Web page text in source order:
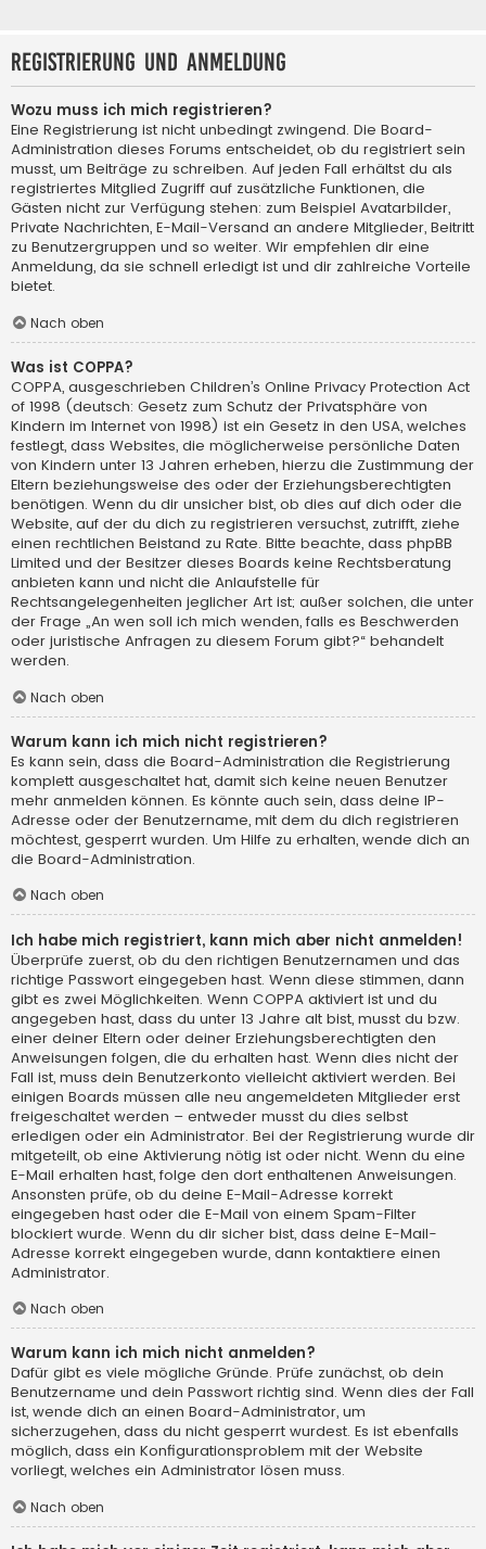
Registrierung und Anmeldung
Wozu muss ich mich registrieren?
Eine Registrierung ist nicht unbedingt zwingend. Die Board-
Administration dieses Forums entscheidet, ob du registriert sein
musst, um Beiträge zu schreiben. Auf jeden Fall erhältst du als
registriertes Mitglied Zugriff auf zusätzliche Funktionen, die
Gästen nicht zur Verfügung stehen: zum Beispiel Avatarbilder,
Private Nachrichten, E-Mail-Versand an andere Mitglieder, Beitritt
zu Benutzergruppen und so weiter. Wir empfehlen dir eine
Anmeldung, da sie schnell erledigt ist und dir zahlreiche Vorteile
bietet.
Nach oben
Was ist COPPA?
COPPA, ausgeschrieben Children’s Online Privacy Protection Act
of 1998 (deutsch: Gesetz zum Schutz der Privatsphäre von
Kindern im Internet von 1998) ist ein Gesetz in den USA, welches
festlegt, dass Websites, die möglicherweise persönliche Daten
von Kindern unter 13 Jahren erheben, hierzu die Zustimmung der
Eltern beziehungsweise des oder der Erziehungsberechtigten
benötigen. Wenn du dir unsicher bist, ob dies auf dich oder die
Website, auf der du dich zu registrieren versuchst, zutrifft, ziehe
einen rechtlichen Beistand zu Rate. Bitte beachte, dass phpBB
Limited und der Besitzer dieses Boards keine Rechtsberatung
anbieten kann und nicht die Anlaufstelle für
Rechtsangelegenheiten jeglicher Art ist; außer solchen, die unter
der Frage „An wen soll ich mich wenden, falls es Beschwerden
oder juristische Anfragen zu diesem Forum gibt?“ behandelt
werden.
Nach oben
Warum kann ich mich nicht registrieren?
Es kann sein, dass die Board-Administration die Registrierung
komplett ausgeschaltet hat, damit sich keine neuen Benutzer
mehr anmelden können. Es könnte auch sein, dass deine IP-
Adresse oder der Benutzername, mit dem du dich registrieren
möchtest, gesperrt wurden. Um Hilfe zu erhalten, wende dich an
die Board-Administration.
Nach oben
Ich habe mich registriert, kann mich aber nicht anmelden!
Überprüfe zuerst, ob du den richtigen Benutzernamen und das
richtige Passwort eingegeben hast. Wenn diese stimmen, dann
gibt es zwei Möglichkeiten. Wenn COPPA aktiviert ist und du
angegeben hast, dass du unter 13 Jahre alt bist, musst du bzw.
einer deiner Eltern oder deiner Erziehungsberechtigten den
Anweisungen folgen, die du erhalten hast. Wenn dies nicht der
Fall ist, muss dein Benutzerkonto vielleicht aktiviert werden. Bei
einigen Boards müssen alle neu angemeldeten Mitglieder erst
freigeschaltet werden – entweder musst du dies selbst
erledigen oder ein Administrator. Bei der Registrierung wurde dir
mitgeteilt, ob eine Aktivierung nötig ist oder nicht. Wenn du eine
E-Mail erhalten hast, folge den dort enthaltenen Anweisungen.
Ansonsten prüfe, ob du deine E-Mail-Adresse korrekt
eingegeben hast oder die E-Mail von einem Spam-Filter
blockiert wurde. Wenn du dir sicher bist, dass deine E-Mail-
Adresse korrekt eingegeben wurde, dann kontaktiere einen
Administrator.
Nach oben
Warum kann ich mich nicht anmelden?
Dafür gibt es viele mögliche Gründe. Prüfe zunächst, ob dein
Benutzername und dein Passwort richtig sind. Wenn dies der Fall
ist, wende dich an einen Board-Administrator, um
sicherzugehen, dass du nicht gesperrt wurdest. Es ist ebenfalls
möglich, dass ein Konfigurationsproblem mit der Website
vorliegt, welches ein Administrator lösen muss.
Nach oben